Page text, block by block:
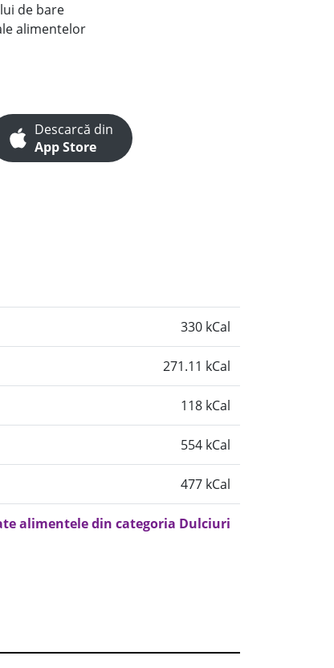
de bare
alimentelor
Descarcă din
App Store
330 kCal
271.11 kCal
118 kCal
554 kCal
477 kCal
alimentele din categoria Dulciuri